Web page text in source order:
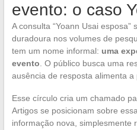
evento: o caso
A consulta “Yoann Usai
duradoura nos volumes de
tem um nome informal: uma
evento. O público busca uma
ausência de resposta alimenta a
Esse círculo cria um chamado
Artigos se posicionam sobre
informação nova, simplesmente